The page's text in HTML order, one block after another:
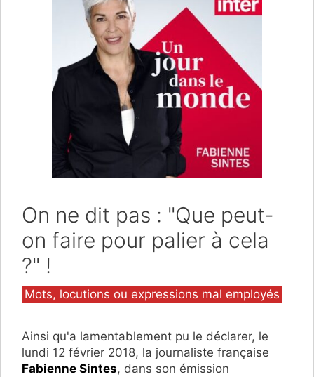
On ne dit pas : "Que peut-
on faire pour palier à cela
?" !
Catégories
Mots, locutions ou expressions mal employés
Ainsi qu'a lamentablement pu le déclarer, le
lundi 12 février 2018, la journaliste française
Fabienne Sintes, dans son émission